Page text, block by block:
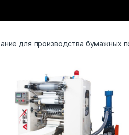
для производства бумажных